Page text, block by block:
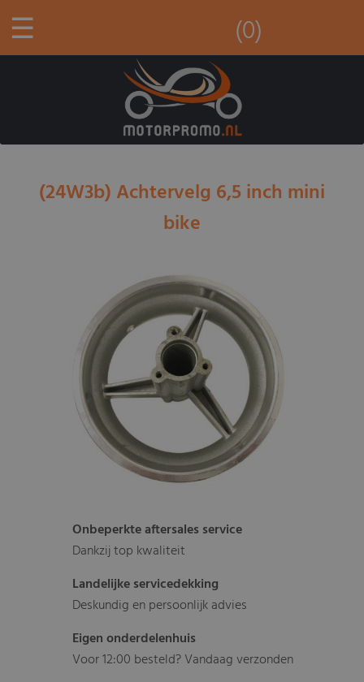
☰ (0)
(24W3b) Achtervelg 6,5 inch mini
bike
Onbeperkte aftersales service
Dankzij top kwaliteit
Landelijke servicedekking
Deskundig en persoonlijk advies
Eigen onderdelenhuis
Voor 12:00 besteld? Vandaag verzonden